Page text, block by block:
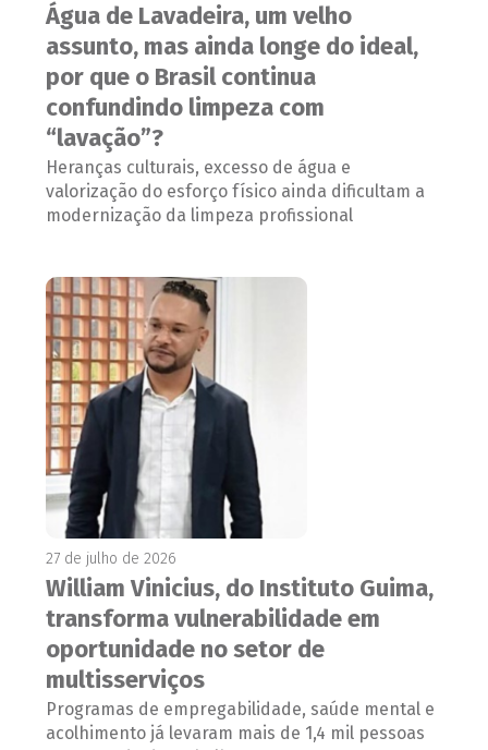
Água de Lavadeira, um velho
assunto, mas ainda longe do ideal,
por que o Brasil continua
confundindo limpeza com
“lavação”?
Heranças culturais, excesso de água e
valorização do esforço físico ainda dificultam a
modernização da limpeza profissional
27 de julho de 2026
William Vinicius, do Instituto Guima,
transforma vulnerabilidade em
oportunidade no setor de
multisserviços
Programas de empregabilidade, saúde mental e
acolhimento já levaram mais de 1,4 mil pessoas